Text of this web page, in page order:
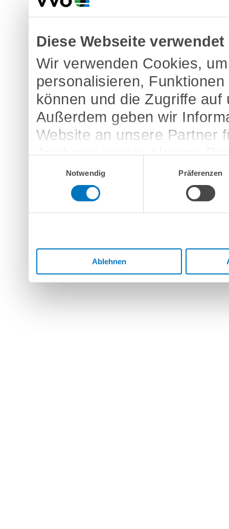
Diese Webseite
Wir verwenden Cookies,
personalisieren,
können und die Zugriffe
Außerdem geben wir
Website an unsere Partner
Analysen weiter. Unsere
möglicherweise mit
bereitgestellt haben oder
Dienste gesammelt haben.
Notwendig
Präferenzen
Ablehnen